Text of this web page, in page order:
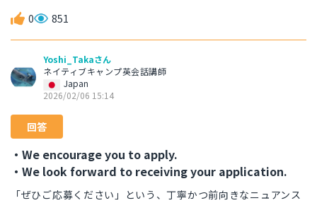
0 851
Yoshi_Takaさん
ネイティブキャンプ英会話講師
Japan
2026/02/06 15:14
回答
・We encourage you to apply.
・We look forward to receiving your application.
「ぜひご応募ください」という、丁寧かつ前向きなニュアンス